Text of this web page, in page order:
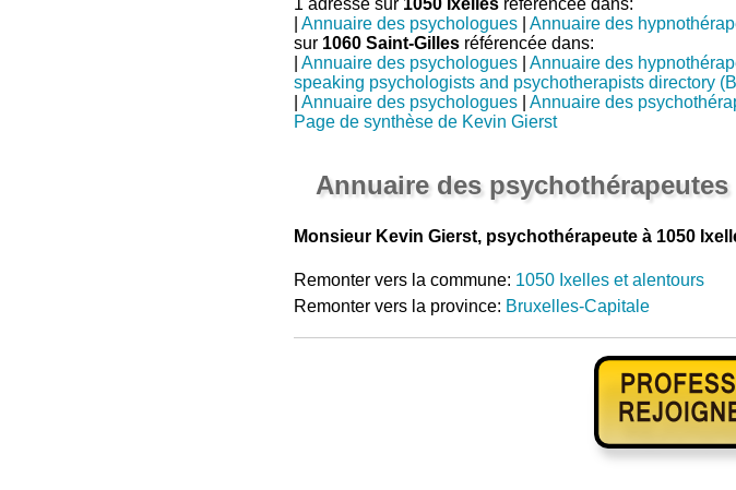
Annuaire des psychologues| Annuaire des
sur 1060 Saint-Gillesréférencée dans:
Annuaire des psychologues| Annuaire des
speaking psychologists and psychotherapists directory
Annuaire des psychologues| Annuaire des
Page de synthèse de Kevin Gierst
Annuaire des psychothérapeutes
Monsieur Kevin Gierst, psychothérapeute à 1050
Remonter vers la commune: 1050 Ixelles et alentours
Remonter vers la province: Bruxelles-Capitale